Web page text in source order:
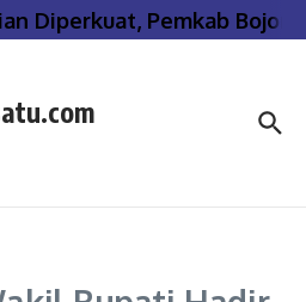
Diperkuat, Pemkab